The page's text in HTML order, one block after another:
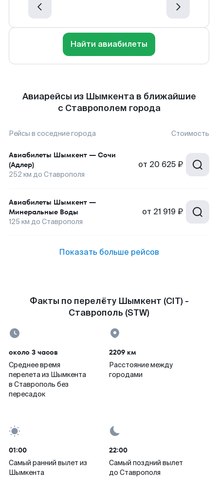
Найти авиабилеты
Авиарейсы из Шымкента в ближайшие
с Ставрополем города
Рейсы в соседние города Стоимость
Авиабилеты Шымкент — Сочи
(Адлер)
252 км до Ставрополя
от 20 625 ₽
Авиабилеты Шымкент —
Минеральные Воды
125 км до Ставрополя
от 21 919 ₽
Показать больше рейсов
Факты по перелёту Шымкент (CIT) -
Ставрополь (STW)
около 3 часов
Среднее время
перелета из Шымкента
в Ставрополь без
пересадок
2209 км
Расстояние между
городами
01:00
Самый ранний вылет из
Шымкента
22:00
Самый поздний вылет
до Ставрополя